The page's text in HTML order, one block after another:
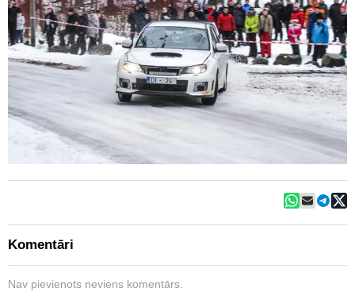
Komentāri
Nav pievienots neviens komentārs.